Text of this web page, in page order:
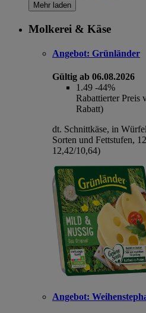
Mehr laden
Molkerei & Käse
Angebot: Grünländer
Gültig ab 06.08.2026
1.49 -44%
Rabattierter Preis
Rabatt)
dt. Schnittkäse, in
Sorten und Fettstufen,
12,42/10,64)
Angebot: